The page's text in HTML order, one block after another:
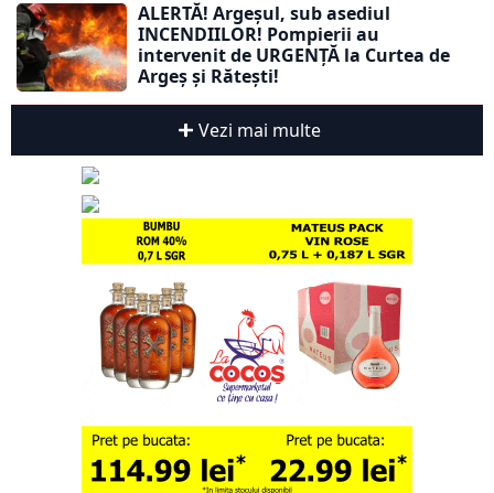
ALERTĂ! Argeșul, sub asediul
INCENDIILOR! Pompierii au
intervenit de URGENȚĂ la Curtea de
Argeș și Rătești!
Vezi mai multe